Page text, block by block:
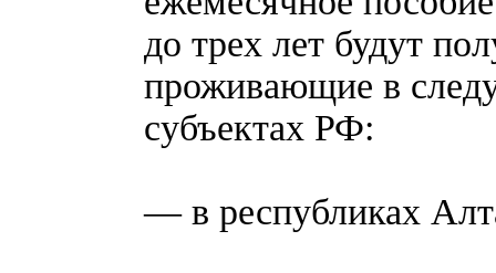
до трех лет будут
проживающие в
субъектах РФ:
— в республиках